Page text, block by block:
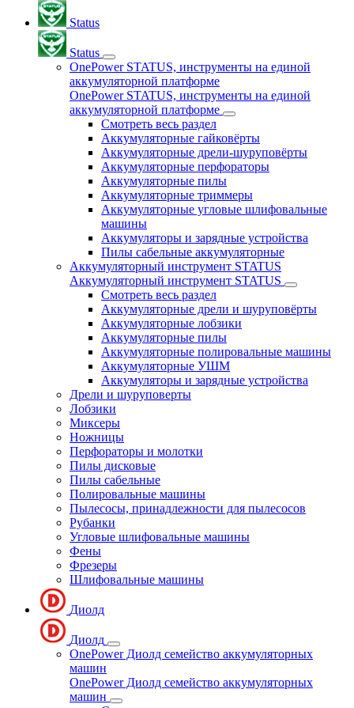
Status
Status
OnePower STATUS, инструменты на единой
аккумуляторной платформе
OnePower STATUS, инструменты на единой
аккумуляторной платформе
Смотреть весь раздел
Аккумуляторные гайковёрты
Аккумуляторные дрели-шуруповёрты
Аккумуляторные перфораторы
Аккумуляторные пилы
Аккумуляторные триммеры
Аккумуляторные угловые шлифовальные
машины
Аккумуляторы и зарядные устройства
Пилы сабельные аккумуляторные
Аккумуляторный инструмент STATUS
Аккумуляторный инструмент STATUS
Смотреть весь раздел
Аккумуляторные дрели и шуруповёрты
Аккумуляторные лобзики
Аккумуляторные пилы
Аккумуляторные полировальные машины
Аккумуляторные УШМ
Аккумуляторы и зарядные устройства
Дрели и шуруповерты
Лобзики
Миксеры
Ножницы
Перфораторы и молотки
Пилы дисковые
Пилы сабельные
Полировальные машины
Пылесосы, принадлежности для пылесосов
Рубанки
Угловые шлифовальные машины
Фены
Фрезеры
Шлифовальные машины
Диолд
Диолд
OnePower Диолд семейство аккумуляторных
машин
OnePower Диолд семейство аккумуляторных
машин